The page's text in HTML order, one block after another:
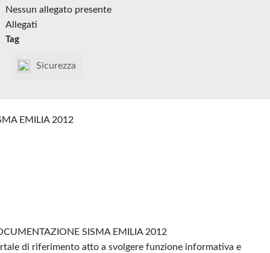
Nessun allegato presente
Allegati
Tag
Sicurezza
EMILIA 2012
SISMA EMILIA 2012
di riferimento atto a svolgere funzione informativa e